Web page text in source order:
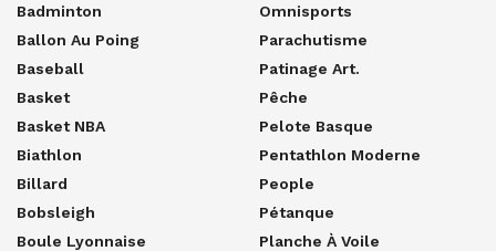
Badminton
Ballon Au Poing
Baseball
Basket
Basket NBA
Biathlon
Billard
Bobsleigh
Boule Lyonnaise
Omnisports
Parachutisme
Patinage Art.
Pêche
Pelote Basque
Pentathlon Moderne
People
Pétanque
Planche À Voile